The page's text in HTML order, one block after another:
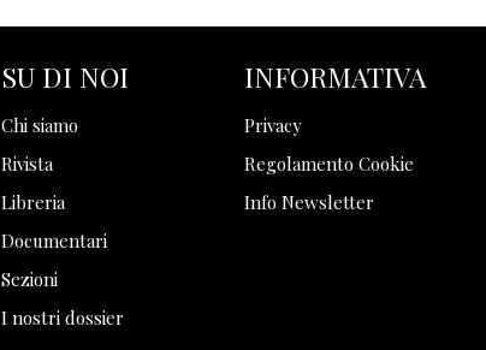
SU DI NOI
Chi siamo
Rivista
Libreria
Documentari
Sezioni
I nostri dossier
INFORMATIVA
Privacy
Regolamento Cookie
Info Newsletter